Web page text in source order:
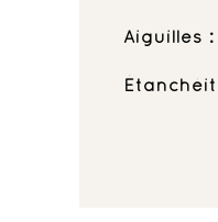
Aiguilles :